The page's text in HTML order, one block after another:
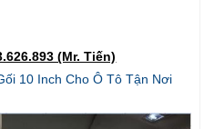
(Mr. Tiến)
10 Inch Cho Ô Tô Tận Nơi